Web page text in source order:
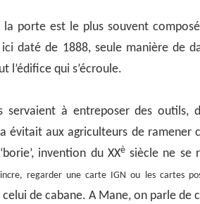
la porte est le plus souvent
daté de 1888, seule manière de
l’édifice qui s’écroule.
servaient à entreposer des
évitait aux agriculteurs de ramener
invention du XXèsiècle ne se
regarder une carte IGN ou les cartes
de cabane. A Mane, on parle de